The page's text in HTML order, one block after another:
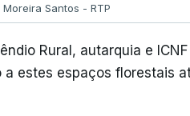
Moreira Santos - RTP
Rural, autarquia e
estes espaços florestais